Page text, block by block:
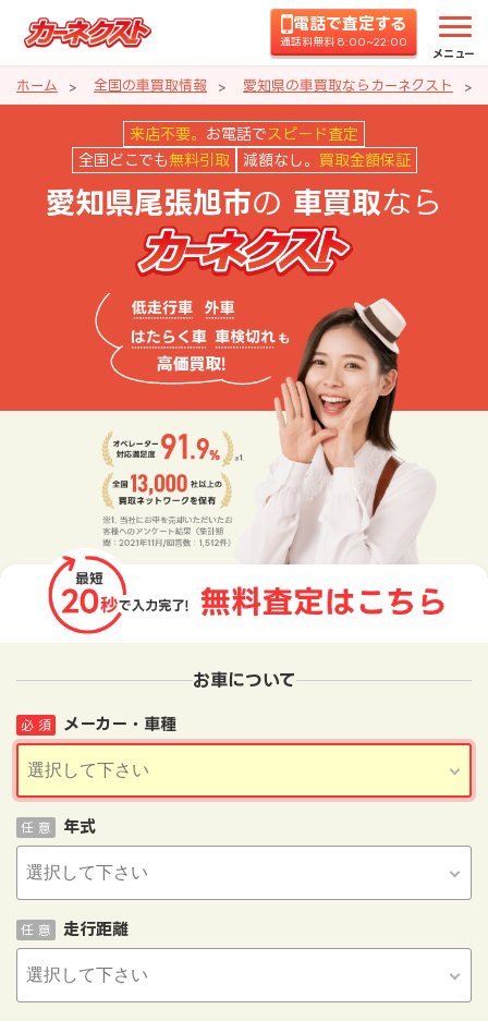
電話で査定する
通話料無料 8:00~22:00
メニュー
ホーム 全国の車買取情報 愛知県の車買取ならカーネクスト
愛知県尾張旭市の車買取ならカ
来店不要。 お電話で スピード査定
全国どこでも 無料引取 減額なし。 買取金額保証
愛知県尾張旭市の 車買取なら
お車について
メーカー・車種
必 須
年式
任 意
走行距離
任 意